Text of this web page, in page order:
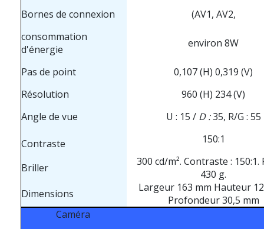
Bornes de connexion
(AV1, AV2,
consommation
d'énergie
environ 8W
Pas de point
0,107 (H) 0,319 (V)
Résolution
960 (H) 234 (V)
Angle de vue
U : 15 / D :35, R/G : 55
Contraste 150:1
Briller
300 cd/m². Contraste : 150:1.
430 g.
Dimensions
Largeur 163 mm Hauteur
Profondeur 30,5 mm
Caméra